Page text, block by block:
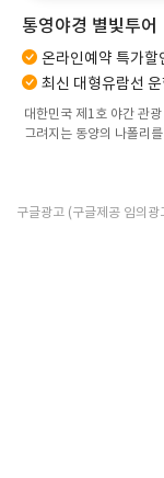
통영야경 별빛투어
온라인예약 특가할
최신 대형유람선
대한민국 제1호 야간 관
그려지는 동양의 나폴리
구글광고 (구글제공 임의광